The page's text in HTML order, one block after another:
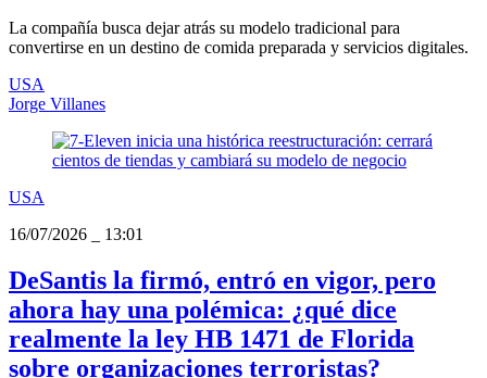
La compañía busca dejar atrás su modelo tradicional para
convertirse en un destino de comida preparada y servicios digitales.
USA
Jorge Villanes
USA
16/07/2026
13:01
DeSantis la firmó, entró en vigor, pero
ahora hay una polémica: ¿qué dice
realmente la ley HB 1471 de Florida
sobre organizaciones terroristas?